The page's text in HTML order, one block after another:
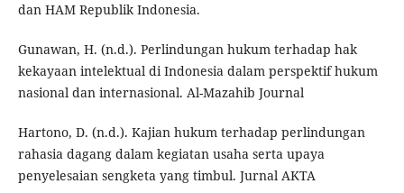
dan HAM Republik Indonesia.
Gunawan, H. (n.d.). Perlindungan hukum terhadap hak
kekayaan intelektual di Indonesia dalam perspektif hukum
nasional dan internasional. Al-Mazahib Journal
Hartono, D. (n.d.). Kajian hukum terhadap perlindungan
rahasia dagang dalam kegiatan usaha serta upaya
penyelesaian sengketa yang timbul. Jurnal AKTA